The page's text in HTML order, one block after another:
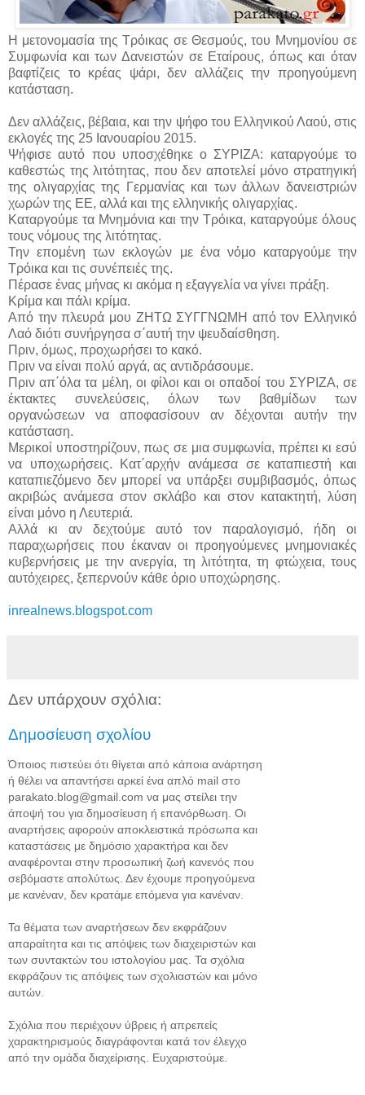
Η μετονομασία της Τρόικας σε Θεσμούς, του Μνημονίου σε
Συμφωνία και των Δανειστών σε Εταίρους, όπως και όταν
βαφτίζεις το κρέας ψάρι, δεν αλλάζεις την προηγούμενη
κατάσταση.
Δεν αλλάζεις, βέβαια, και την ψήφο του Ελληνικού Λαού, στις
εκλογές της 25 Ιανουαρίου 2015.
Ψήφισε αυτό που υποσχέθηκε ο ΣΥΡΙΖΑ: καταργούμε το
καθεστώς της λιτότητας, που δεν αποτελεί μόνο στρατηγική
της ολιγαρχίας της Γερμανίας και των άλλων δανειστριών
χωρών της ΕΕ, αλλά και της ελληνικής ολιγαρχίας.
Καταργούμε τα Μνημόνια και την Τρόικα, καταργούμε όλους
τους νόμους της λιτότητας.
Την επομένη των εκλογών με ένα νόμο καταργούμε την
Τρόικα και τις συνέπειές της.
Πέρασε ένας μήνας κι ακόμα η εξαγγελία να γίνει πράξη.
Κρίμα και πάλι κρίμα.
Από την πλευρά μου ΖΗΤΩ ΣΥΓΓΝΩΜΗ από τον Ελληνικό
Λαό διότι συνήργησα σ΄αυτή την ψευδαίσθηση.
Πριν, όμως, προχωρήσει το κακό.
Πριν να είναι πολύ αργά, ας αντιδράσουμε.
Πριν απ΄όλα τα μέλη, οι φίλοι και οι οπαδοί του ΣΥΡΙΖΑ, σε
έκτακτες συνελεύσεις, όλων των βαθμίδων των
οργανώσεων να αποφασίσουν αν δέχονται αυτήν την
κατάσταση.
Μερικοί υποστηρίζουν, πως σε μια συμφωνία, πρέπει κι εσύ
να υποχωρήσεις. Κατ΄αρχήν ανάμεσα σε καταπιεστή και
καταπιεζόμενο δεν μπορεί να υπάρξει συμβιβασμός, όπως
ακριβώς ανάμεσα στον σκλάβο και στον κατακτητή, λύση
είναι μόνο η Λευτεριά.
Αλλά κι αν δεχτούμε αυτό τον παραλογισμό, ήδη οι
παραχωρήσεις που έκαναν οι προηγούμενες μνημονιακές
κυβερνήσεις με την ανεργία, τη λιτότητα, τη φτώχεια, τους
αυτόχειρες, ξεπερνούν κάθε όριο υποχώρησης.
inrealnews.blogspot.com
Δεν υπάρχουν σχόλια:
Δημοσίευση σχολίου
Όποιος πιστεύει ότι θίγεται από κάποια ανάρτηση
ή θέλει να απαντήσει αρκεί ένα απλό mail στο
parakato.blog@gmail.com να μας στείλει την
άποψή του για δημοσίευση ή επανόρθωση. Οι
αναρτήσεις αφορούν αποκλειστικά πρόσωπα και
καταστάσεις με δημόσιο χαρακτήρα και δεν
αναφέρονται στην προσωπική ζωή κανενός που
σεβόμαστε απολύτως. Δεν έχουμε προηγούμενα
με κανέναν, δεν κρατάμε επόμενα για κανέναν.
Τα θέματα των αναρτήσεων δεν εκφράζουν
απαραίτητα και τις απόψεις των διαχειριστών και
των συντακτών του ιστολογίου μας. Τα σχόλια
εκφράζουν τις απόψεις των σχολιαστών και μόνο
αυτών.
Σχόλια που περιέχουν ύβρεις ή απρεπείς
χαρακτηρισμούς διαγράφονται κατά τον έλεγχο
από την ομάδα διαχείρισης. Ευχαριστούμε.